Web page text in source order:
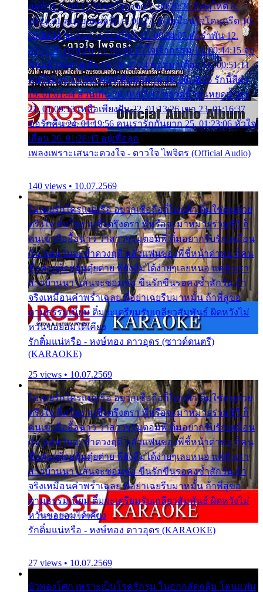
สุดท้าย 6. 00:17:30 ยาใจยาจก 7. 00:20:30 คิดดูให้ดี 8.
00:24:21 ลบรอยแผลรัก 9. 00:27:35 เหมือนใจโดนกรีด 10.
00:30:54 ขบวนการเปาเปียว 11. 00:34:05 คำรำพัน 12.
00:37:20 ปาหนัน 13. 00:40:37 ใจเจ้ากรรม 14. 00:44:15 จูบ
ฉันแล้วจงตายเสีย 15. 00:47:24 ขอสูมาเต๊อะ 16. 00:51:11
คนใจมาร 17. 00:54:50 คืนทรมาน 18. 00:58:25 รักนี้สีดำ
19. 01:01:44 ส่วนเกิน 20. 01:05:42 หยาดน้ำฝนหยดน้ำตา
21. 01:09:13 เหลือเพียงฝัน 22. 01:13:26 เขา 23. 01:16:37
ขอรักคืน 24. 01:19:56 คนเรารักกันยาก 25. 01:23:06 หัวใจ
เถื่อน 26. 01:26:45 อยู่เพื่อลูก
เพลงเพราะเสนาะดวงใจ - ดาวใจ ไพจิตร (Official Audio)
140 views • 10.07.2569
ไม่เคยรักใครแน่หรือ อยากเชื่อถือก็ไม่กล้า ติ๋มใช่คนสวย
ตรึงใจ ติ๋มใช่งามซึ้งตรึงตรา พี่หรือจะมาหมายร่วมชีวี ก็
คนเขาลืออื้อฉาว ว่าสาวๆรุมตอมพี่ ติ๋มอยากรับรักเหมือน
กัน แต่หวั่นจะช้ำดวงฤดี กลัวแฟนของพี่ชี้หน้าด่าทอ ก็คน
ชื่อต๋อยต้อยตุ้มตุ๋ยต่าย พี่ยังลืมได้ง่ายๆเลยหนอ แค่ตัวเรา
สาวบ้านนา แสนจะซอมซ่อ ขืนรักขืนรอคงช้ำสักวัน ถ้า
จริงเหมือนคำพร่ำเฉลย พี่อย่าเฉยรีบมาหมั้น ถ้าพี่สู่ขอ
ตามธรรมเนียม ติ๋มจะเตรียมรับเกลียวสัมพันธ์ ผิดหวังไม่
หวั่นขอยอมได้เคียง
รักติ๋มแน่หรือ - หงษ์ทอง ดาวอุดร (ซาวด์ดนตรี)
(KARAOKE)
25 views • 10.07.2569
ไม่เคยรักใครแน่หรือ อยากเชื่อถือก็ไม่กล้า ติ๋มใช่คนสวย
ตรึงใจ ติ๋มใช่งามซึ้งตรึงตรา พี่หรือจะมาหมายร่วมชีวี ก็
คนเขาลืออื้อฉาว ว่าสาวๆรุมตอมพี่ ติ๋มอยากรับรักเหมือน
กัน แต่หวั่นจะช้ำดวงฤดี กลัวแฟนของพี่ชี้หน้าด่าทอ ก็คน
ชื่อต๋อยต้อยตุ้มตุ๋ยต่าย พี่ยังลืมได้ง่ายๆเลยหนอ แค่ตัวเรา
สาวบ้านนา แสนจะซอมซ่อ ขืนรักขืนรอคงช้ำสักวัน ถ้า
จริงเหมือนคำพร่ำเฉลย พี่อย่าเฉยรีบมาหมั้น ถ้าพี่สู่ขอ
ตามธรรมเนียม ติ๋มจะเตรียมรับเกลียวสัมพันธ์ ผิดหวังไม่
หวั่นขอยอมได้เคียง
รักติ๋มแน่หรือ - หงษ์ทอง ดาวอุดร (KARAOKE)
27 views • 10.07.2569
บัวทองโศก เพราะเป็นโรครักรุม ในอกกลัดกลุ้ม โดนแฟน